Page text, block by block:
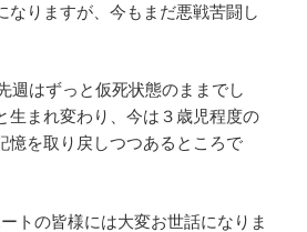
なりますが、今もまだ悪戦苦闘し
週はずっと仮死状態のままでし
生まれ変わり、今は３歳児程度の
憶を取り戻しつつあるところで
トの皆様には大変お世話になりま